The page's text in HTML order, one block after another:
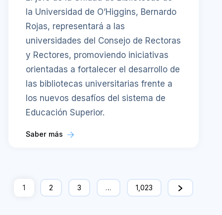
la Universidad de O’Higgins, Bernardo
Rojas, representará a las
universidades del Consejo de Rectoras
y Rectores, promoviendo iniciativas
orientadas a fortalecer el desarrollo de
las bibliotecas universitarias frente a
los nuevos desafíos del sistema de
Educación Superior.
Saber más
1 2 3 … 1,023